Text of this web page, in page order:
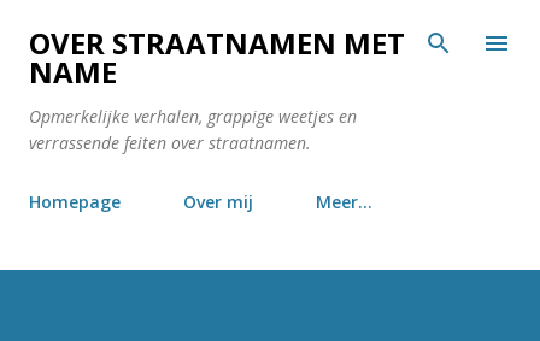
Doorgaan naar hoofdcontent
OVER STRAATNAMEN MET
NAME
Opmerkelijke verhalen, grappige weetjes en
verrassende feiten over straatnamen.
Homepage Over mij Meer…